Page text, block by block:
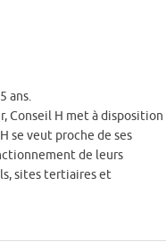
ans.
Conseil H met à disposition
se veut proche de ses
de leurs
sites tertiaires et